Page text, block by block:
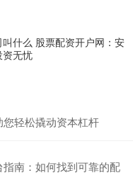
什么 股票配资开户网：安
无忧
轻松撬动资本杠杆
南：如何找到可靠的配